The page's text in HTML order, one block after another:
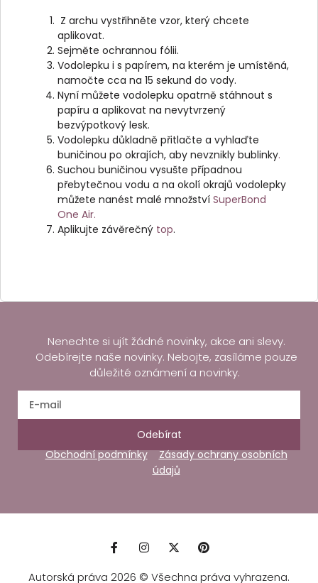
Z archu vystřihněte vzor, který chcete
aplikovat.
Sejměte ochrannou fólii.
Vodolepku i s papírem, na kterém je umístěná,
namočte cca na 15 sekund do vody.
Nyní můžete vodolepku opatrně stáhnout s
papíru a aplikovat na nevytvrzený
bezvýpotkový lesk.
Vodolepku důkladně přitlačte a vyhlaďte
buničinou po okrajích, aby nevznikly bublinky.
Suchou buničinou vysušte případnou
přebytečnou vodu a na okolí okrajů vodolepky
můžete nanést malé množství SuperBond
One Air.
Aplikujte závěrečný top.
Nenechte si ujít žádné novinky, akce ani slevy.
Odebírejte naše novinky. Nebojte, zasíláme pouze
důležité oznámení a novinky.
Odebírat
Obchodní podmínky
Zásady ochrany osobních
údajů
Autorská práva 2026 © Všechna práva vyhrazena.